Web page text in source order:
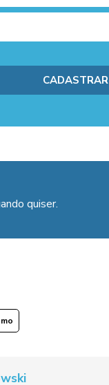
quiser.